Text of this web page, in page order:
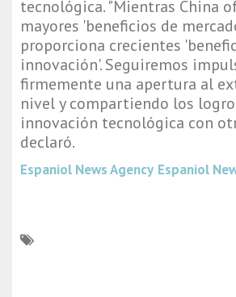
tecnológica. "Mientras China
mayores 'beneficios de
proporciona crecientes
innovación'. Seguiremos
firmemente una apertura al
nivel y compartiendo los
innovación tecnológica con
declaró.
Espaniol News Agency Espaniol